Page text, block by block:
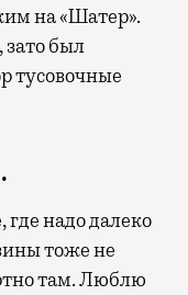
на «Шатер».
зато был
тусовочные
где надо далеко
тоже не
там. Люблю